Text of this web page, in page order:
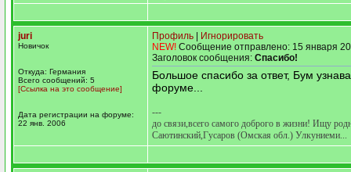
juri
Новичок
Откуда: Германия
Всего сообщений: 5
[Ссылка на это сообщение]
Дата регистрации на форуме:
22 янв. 2006
Профиль
Игнорировать
NEW! Сообщение отправлено: 15 января
Заголовок сообщения: Спасибо!
Большое спасибо за ответ, Бум
форуме...
---
до связи,всего самого доброго в жизни! Ищу
Саютинский,Гусаров (Омская обл.) Улкуниеми...